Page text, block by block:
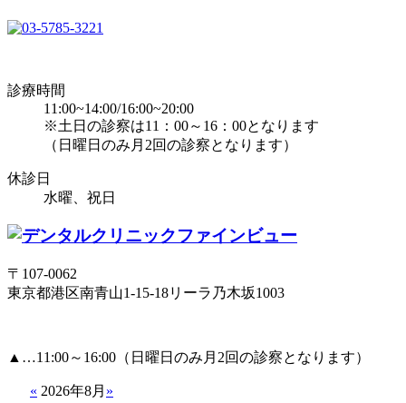
診療時間
11:00~14:00/16:00~20:00
※土日の診察は11：00～16：00となります
（日曜日のみ月2回の診察となります）
休診日
水曜、祝日
〒107-0062
東京都港区南青山1-15-18リーラ乃木坂1003
▲ …11:00～16:00（日曜日のみ月2回の診察となります）
« 2026年8月 »